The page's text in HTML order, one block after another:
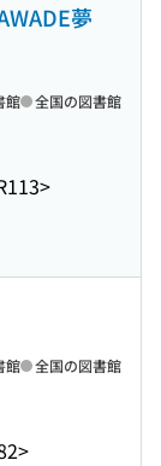
夢
館 全国の図書館
館 全国の図書館